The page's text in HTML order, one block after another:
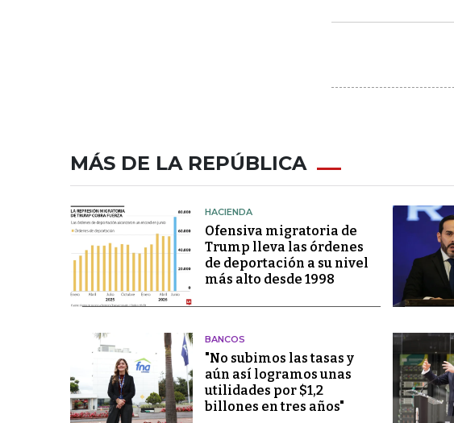
MÁS DE LA REPÚBLICA
HACIENDA
Ofensiva migratoria de
Trump lleva las órdenes
de deportación a su nivel
más alto desde 1998
BANCOS
"No subimos las tasas y
aún así logramos unas
utilidades por $1,2
billones en tres años"